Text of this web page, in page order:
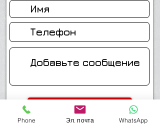
Отправить
Phone Эл. почта WhatsApp